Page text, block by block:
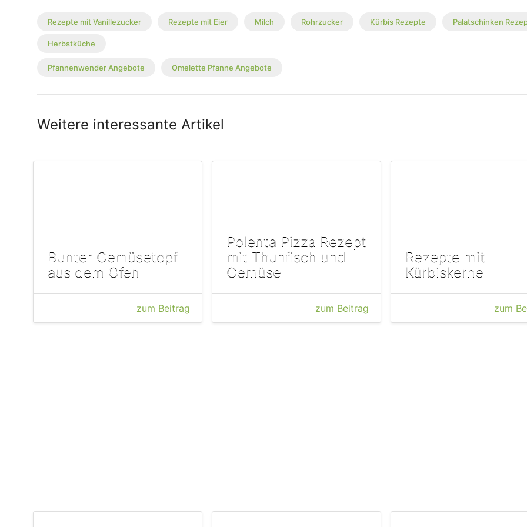
Rezepte mit Vanillezucker Rezepte mit Eier Milch Rohrzucker Kürbis Rezepte Palatschinken
Herbstküche
Pfannenwender Angebote Omelette Pfanne Angebote
Weitere interessante Artikel
Bunter Gemüsetopf
aus dem Ofen
zum Beitrag
Polenta Pizza Rezept
mit Thunfisch und
Gemüse
zum Beitrag
Rezepte mit
Kürbiskerne
zum